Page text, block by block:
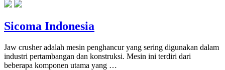
Sicoma Indonesia
Jaw crusher adalah mesin penghancur yang sering digunakan dalam
industri pertambangan dan konstruksi. Mesin ini terdiri dari
beberapa komponen utama yang …